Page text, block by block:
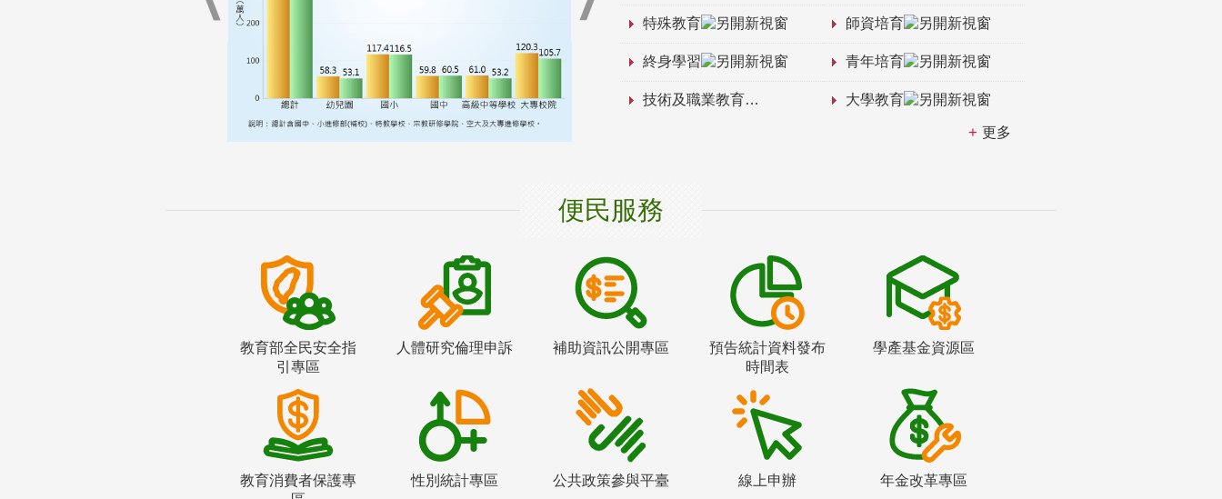
特殊教育 師資培育
終身學習 青年培育
技術及職業教育 大學教育
更多
便民服務
教育部全民安全指
引專區
人體研究倫理申訴 補助資訊公開專區
預告統計資料發布
時間表
學產基金資源區
教育消費者保護專
性別統計專區 公共政策參與平臺 線上申辦 年金改革專區